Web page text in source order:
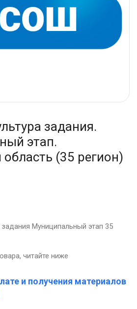
задания.
этап.
область (35 регион)
Муниципальный этап 35
читайте ниже
и получения материалов